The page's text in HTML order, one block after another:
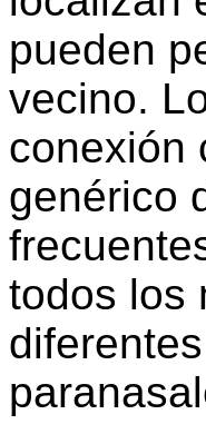
pueden
vecino.
conexión
genérico
todos los